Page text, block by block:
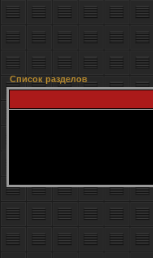
Список разделов